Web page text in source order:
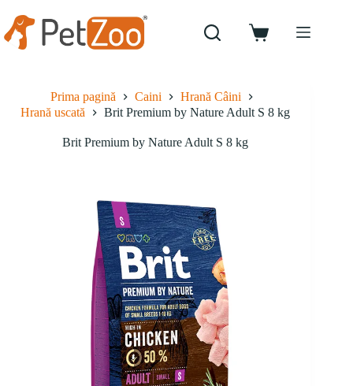
conținut
Coș
Prima pagină Caini
Hrană Câini
Hrană uscată
Brit Premium by Nature Adult S 8 kg
Brit Premium by Nature Adult S 8 kg